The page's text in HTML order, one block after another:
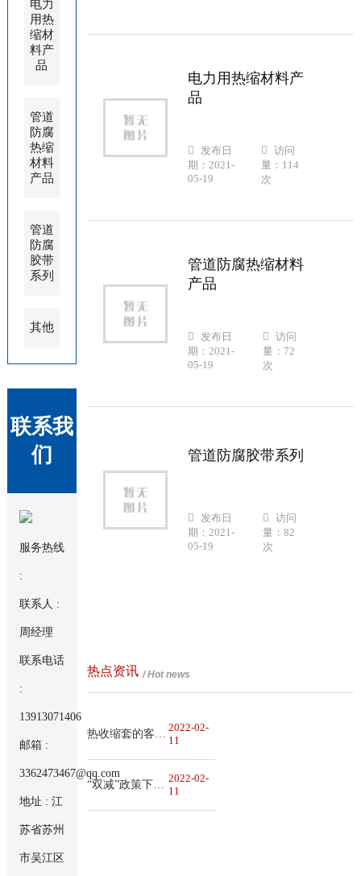
电力
用热
缩材
料产
品
管道
防腐
热缩
材料
产品
管道
防腐
胶带
系列
其他
联系我
们
服务热线
:
联系人 :
周经理
联系电话
:
13913071406
邮箱 :
3362473467@qq.com
地址 : 江
苏省苏州
市吴江区
电力用热缩材料产
品
发布日
期：2021-
05-19
访问
量：114
次
管道防腐热缩材料
产品
发布日
期：2021-
05-19
访问
量：72
次
管道防腐胶带系列
发布日
期：2021-
05-19
访问
量：82
次
热点资讯 / Hot news
热收缩套的客观施工条件有哪些
2022-02-
11
“双减”政策下，热缩材料行业该何去何从
2022-02-
11